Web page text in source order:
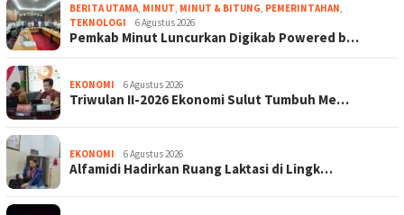
BERITA UTAMA MINUT MINUT & BITUNG PEMERINTAHAN
TEKNOLOGI
6 Agustus 2026
Pemkab Minut Luncurkan Digikab Powered b…
EKONOMI 6 Agustus 2026
Triwulan II-2026 Ekonomi Sulut Tumbuh Me…
EKONOMI 6 Agustus 2026
Alfamidi Hadirkan Ruang Laktasi di Lingk…